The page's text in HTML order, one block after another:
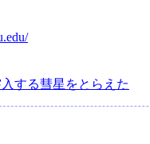
する彗星をとらえた